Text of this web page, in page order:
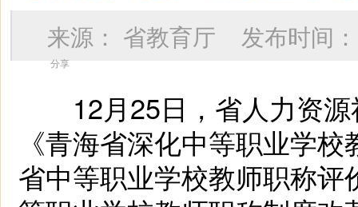
来源： 省教育厅 发布时间
分享
12月25日，省人力资源
《青海省深化中等职业学
省中等职业学校教师职称